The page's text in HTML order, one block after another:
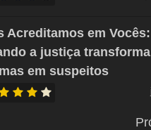
Acreditamos em Vocês:
a justiça transforma
em suspeitos